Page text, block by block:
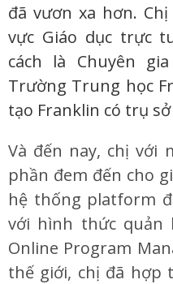
đã vươn xa hơn.
vực Giáo dục trực
cách là Chuyên
Trường Trung học
tạo Franklin có trụ
Và đến nay, chị với
phần đem đến cho
hệ thống platform
với hình thức quản
Online Program
thế giới, chị đã hợp